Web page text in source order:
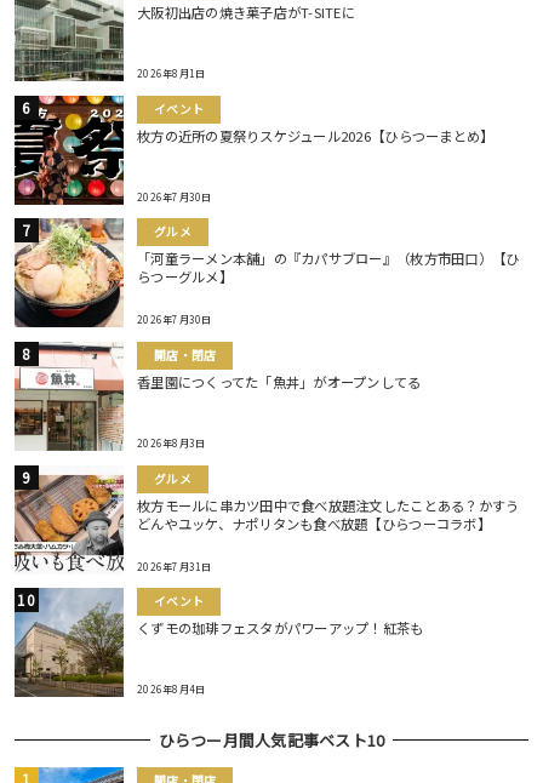
大阪初出店の焼き菓子店がT-SITEに
2026年8月1日
イベント
枚方の近所の夏祭りスケジュール2026【ひらつーまとめ】
2026年7月30日
グルメ
「河童ラーメン本舗」の『カパサブロー』（枚方市田口）【ひ
らつーグルメ】
2026年7月30日
開店・閉店
香里園につくってた「魚丼」がオープンしてる
2026年8月3日
グルメ
枚方モールに串カツ田中で食べ放題注文したことある？かすう
どんやユッケ、ナポリタンも食べ放題【ひらつーコラボ】
2026年7月31日
イベント
くずモの珈琲フェスタがパワーアップ！紅茶も
2026年8月4日
ひらつー月間人気記事ベスト10